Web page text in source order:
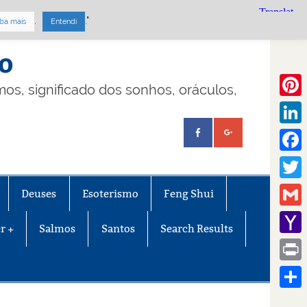
significado dos sonhos, oráculos,
Deuses Esoterismo Feng Shui
+ Salmos Santos Search Results
Gmail
Mail
Print
mais . Entendi ."